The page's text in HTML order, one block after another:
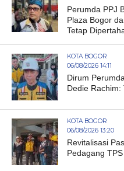
Perumda PPJ
Plaza Bogor
Tetap
KOTA BOGOR
06/08/2026 14:11
Dirum
Dedie Rachim:
KOTA BOGOR
06/08/2026 13:20
Revitalisasi
Pedagang